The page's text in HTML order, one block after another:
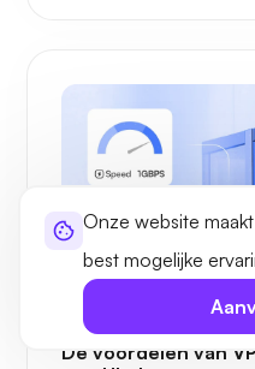
Onze website
best mogelijke
VOORDELEN
De voordelen van